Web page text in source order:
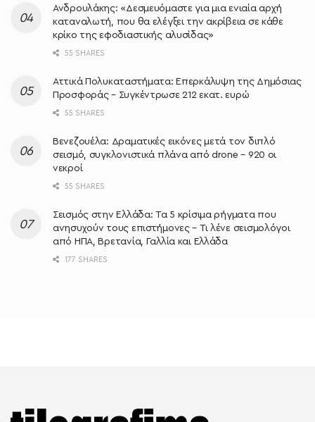
Ανδρουλάκης: «Δεσμευόμαστε για μια ενιαία αρχή
καταναλωτή, που θα ελέγξει την ακρίβεια σε κάθε
κρίκο της εφοδιαστικής αλυσίδας»
55 SHARES
Αττικά Πολυκαταστήματα: Επερκάλυψη της Δημόσιας
Προσφοράς – Συγκέντρωσε 212 εκατ. ευρώ
55 SHARES
Βενεζουέλα: Δραματικές εικόνες μετά τον διπλό
σεισμό, συγκλονιστικά πλάνα από drone – 920 οι
νεκροί
55 SHARES
Σεισμός στην Ελλάδα: Τα 5 κρίσιμα ρήγματα που
ανησυχούν τους επιστήμονες – Τι λένε σεισμολόγοι
από ΗΠΑ, Βρετανία, Γαλλία και Ελλάδα
177 SHARES